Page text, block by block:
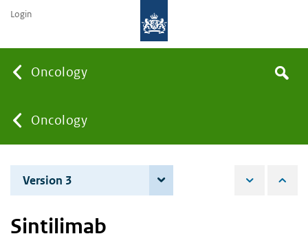
Oncology
You
are
here:
Oncology
the
Search
Login
Version 3
Sintilimab